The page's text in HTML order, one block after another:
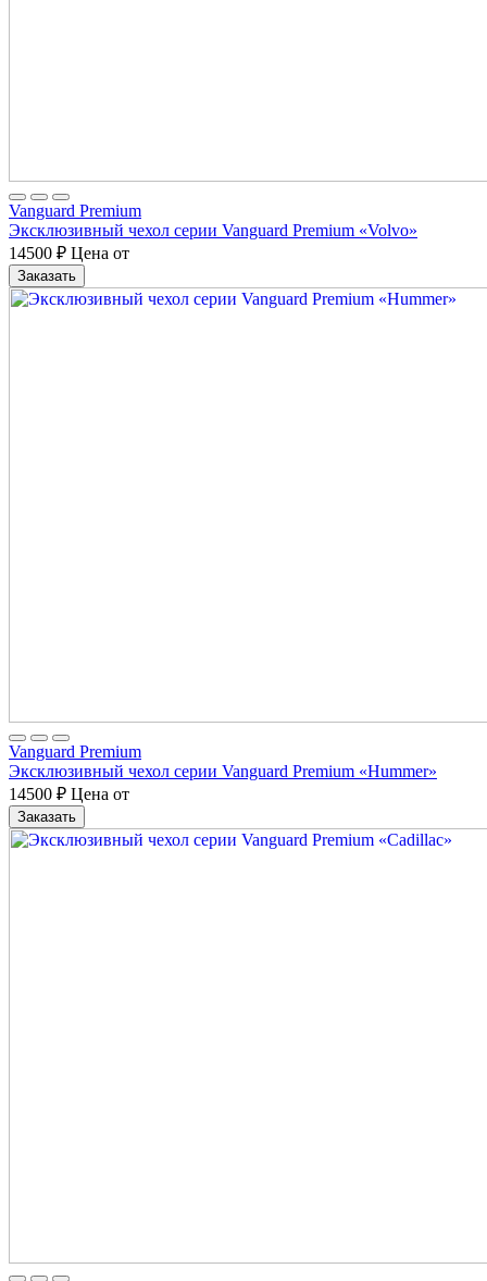
Vanguard Premium
Эксклюзивный чехол серии Vanguard Premium «Volvo»
14500 ₽ Цена от
Заказать
Vanguard Premium
Эксклюзивный чехол серии Vanguard Premium «Hummer»
14500 ₽ Цена от
Заказать